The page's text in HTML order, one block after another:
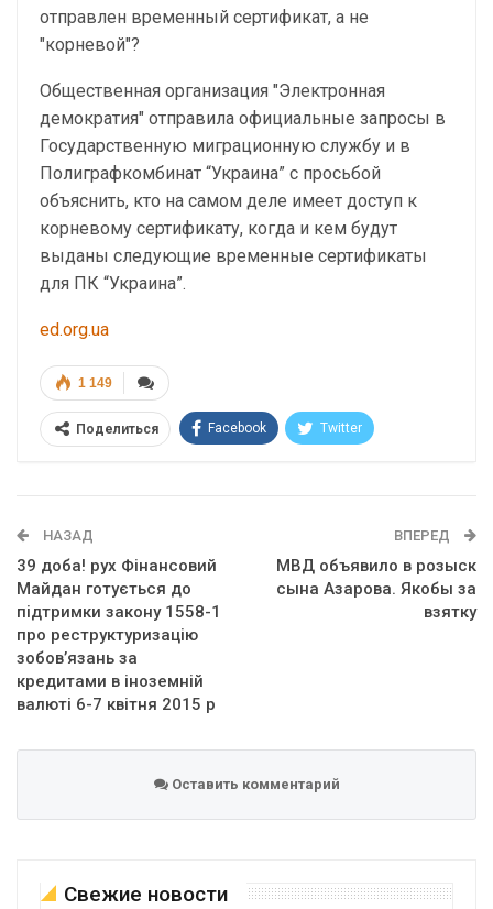
отправлен временный сертификат, а не
"корневой"?
Общественная организация "Электронная
демократия" отправила официальные запросы в
Государственную миграционную службу и в
Полиграфкомбинат “Украина” с просьбой
объяснить, кто на самом деле имеет доступ к
корневому сертификату, когда и кем будут
выданы следующие временные сертификаты
для ПК “Украина”.
ed.org.ua
1 149
Поделиться Facebook Twitter
НАЗАД
39 доба! рух Фінансовий
Майдан готується до
підтримки закону 1558-1
про реструктуризацію
зобов’язань за
кредитами в іноземній
валюті 6-7 квітня 2015 р
ВПЕРЕД
МВД объявило в розыск
сына Азарова. Якобы за
взятку
Оставить комментарий
Свежие новости